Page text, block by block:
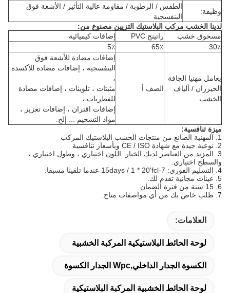
وظيفة:
الطقس / الرطوبة / مقاومة عالية التأثير / الأشعة فوق
البنفسجية
لدينا الخشب مركب البلاستيك التزيين مصنوع من:
مسحوق خشب
راتينج PVC
إضافات كيميائية
30٪
65٪ 5٪
يعامل مهنيا الجافة
الخيزران / ألياف
الخشب
الصف أ
إضافات مضادة للأشعة فوق
البنفسجية ، إضافات مضادة للأكسدة
مثبتات ، تلوينات ، إضافات مضادة
للفطريات ،
إضافات اقتران ، إضافات تعزيز ،
مواد التشحيم ... إلخ.
ميزة تنافسية:
اللون اختياري ، وطول اختياري ،
والسطح اختياري.
4. التسليم الفوري: 7-15days / 1 * 20'fcl عندما تلقينا مسبقا.
5. عينات مجانية تقدم لك.
العلامات:
لوحة الحائط البلاستيكية المركبة الخشبية
الكسوة الجدار الداخلي,wpc الجدار الكسوة
لوحة الحائط الخشبية المركبة البلاستيكية